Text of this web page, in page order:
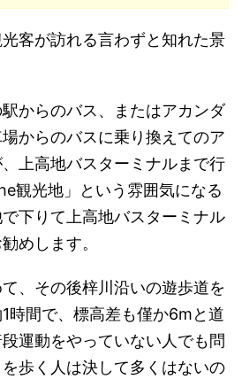
客が訪れる言わずと知れた景
からのバス、またはアカンダ
からのバスに乗り換えてのア
上高地バスターミナルまで行
観光地」という雰囲気になる
下りて上高地バスターミナル
めします。
、その後梓川沿いの遊歩道を
時間で、標高差も僅か6mと道
運動をやっていない人でも問
歩く人は決して多くはないの